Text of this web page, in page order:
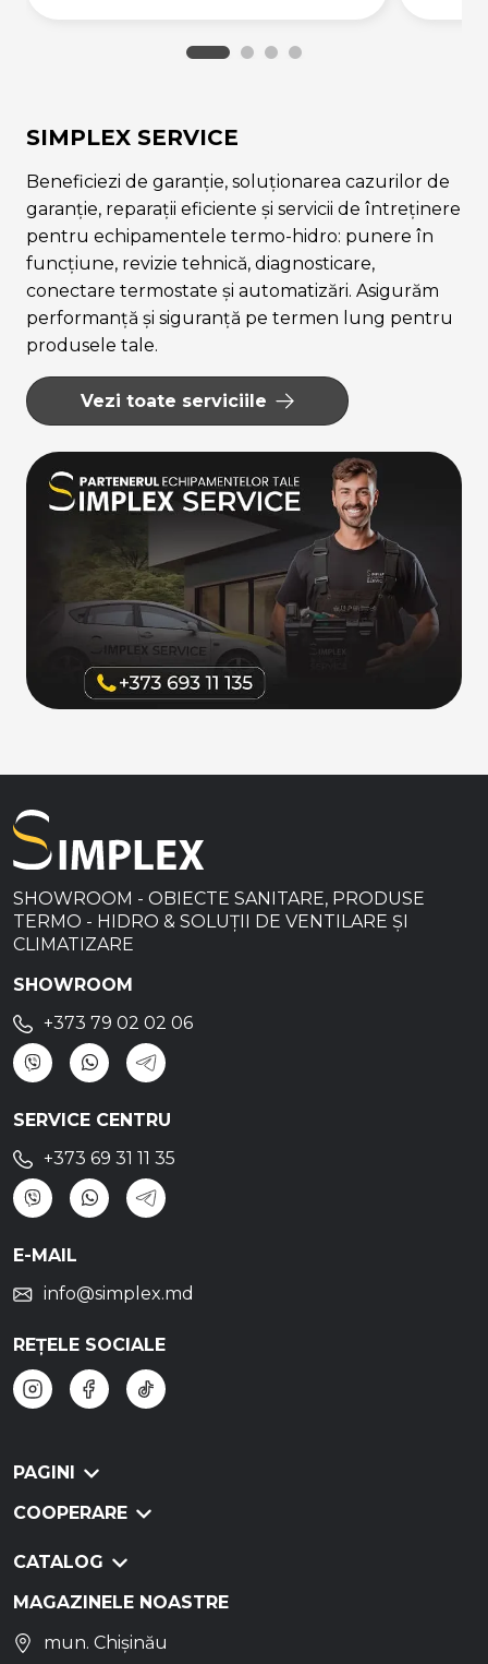
SIMPLEX SERVICE
Beneficiezi de garanție, soluționarea cazurilor de
garanție, reparații eficiente și servicii de întreținere
pentru echipamentele termo-hidro: punere în
funcțiune, revizie tehnică, diagnosticare,
conectare termostate și automatizări. Asigurăm
performanță și siguranță pe termen lung pentru
produsele tale.
Vezi toate serviciile
SHOWROOM - OBIECTE SANITARE, PRODUSE
TERMO - HIDRO & SOLUȚII DE VENTILARE ȘI
CLIMATIZARE
SHOWROOM
+373 79 02 02 06
SERVICE CENTRU
+373 69 31 11 35
E-MAIL
info@simplex.md
REȚELE SOCIALE
PAGINI
COOPERARE
CATALOG
MAGAZINELE NOASTRE
mun. Chișinău